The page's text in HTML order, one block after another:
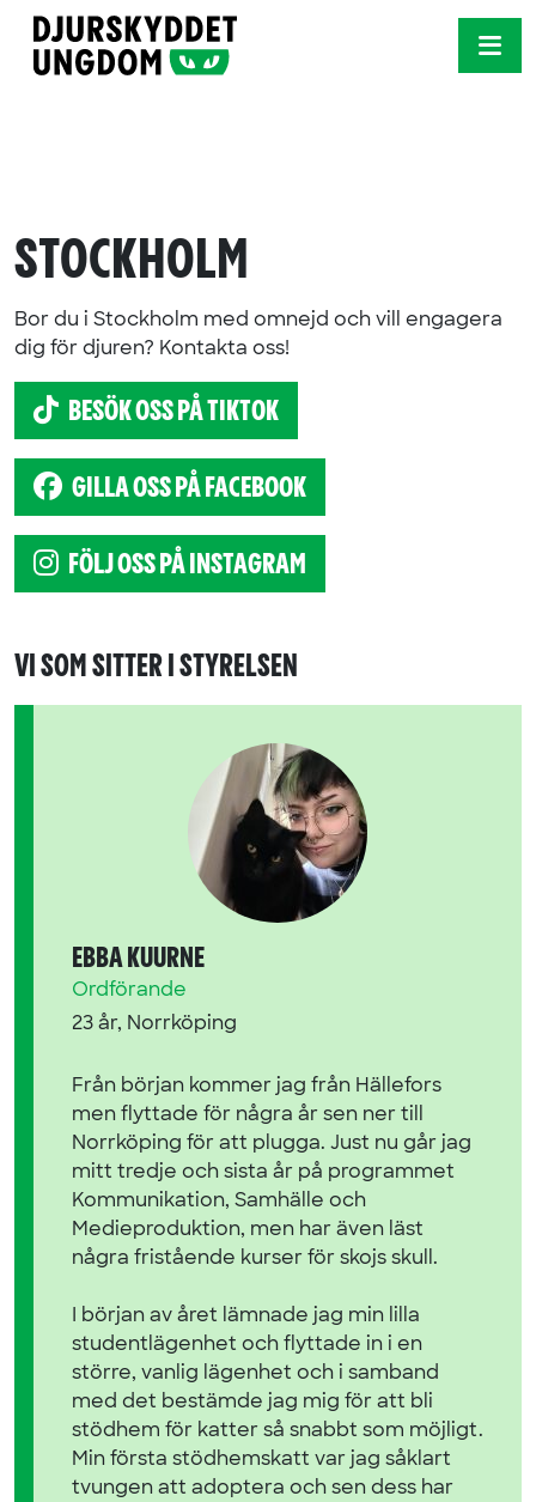
Skip to content
STOCKHOLM
Bor du i Stockholm med omnejd och vill engagera
dig för djuren? Kontakta oss!
BESÖK OSS PÅ TIKTOK
GILLA OSS PÅ FACEBOOK
FÖLJ OSS PÅ INSTAGRAM
VI SOM SITTER I STYRELSEN
EBBA KUURNE
Ordförande
23 år, Norrköping
Från början kommer jag från Hällefors
men flyttade för några år sen ner till
Norrköping för att plugga. Just nu går jag
mitt tredje och sista år på programmet
Kommunikation, Samhälle och
Medieproduktion, men har även läst
några fristående kurser för skojs skull.
I början av året lämnade jag min lilla
studentlägenhet och flyttade in i en
större, vanlig lägenhet och i samband
med det bestämde jag mig för att bli
stödhem för katter så snabbt som möjligt.
Min första stödhemskatt var jag såklart
tvungen att adoptera och sen dess har